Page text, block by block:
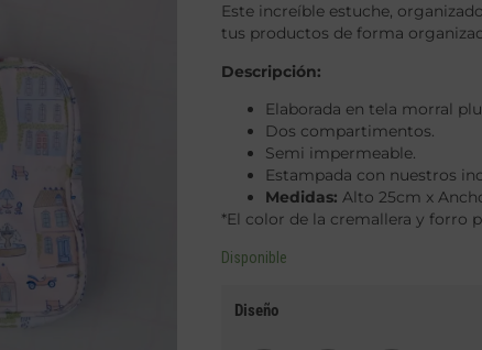
Este increíble estuche,
tus productos de forma
Descripción:
Elaborada en tela morral
Dos compartimentos.
Semi impermeable.
Estampada con nuestros
Medidas: Alto 25cm x
*El color de la cremallera y forro
Disponible
Diseño